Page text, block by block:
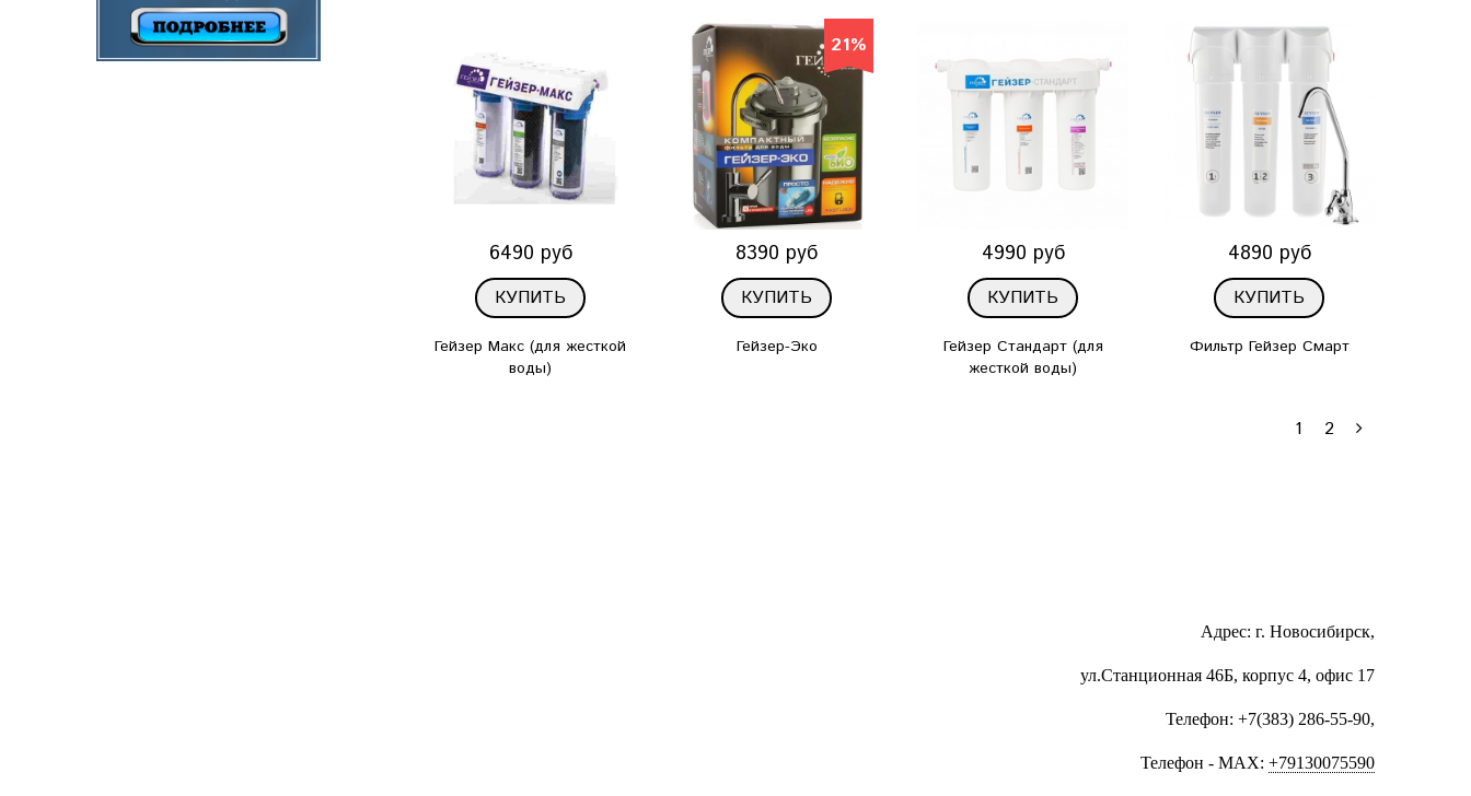
6490 руб
КУПИТЬ
Гейзер Макс (для жесткой
воды)
21%
8390 руб
КУПИТЬ
Гейзер-Эко
4990 руб
КУПИТЬ
Гейзер Стандарт (для
жесткой воды)
4890 руб
КУПИТЬ
Фильтр Гейзер Смарт
1 2
Адрес: г. Новосибирск,
ул.Станционная 46Б, корпус 4, офис 17
Телефон: +7(383) 286-55-90,
Телефон - MAX: +79130075590